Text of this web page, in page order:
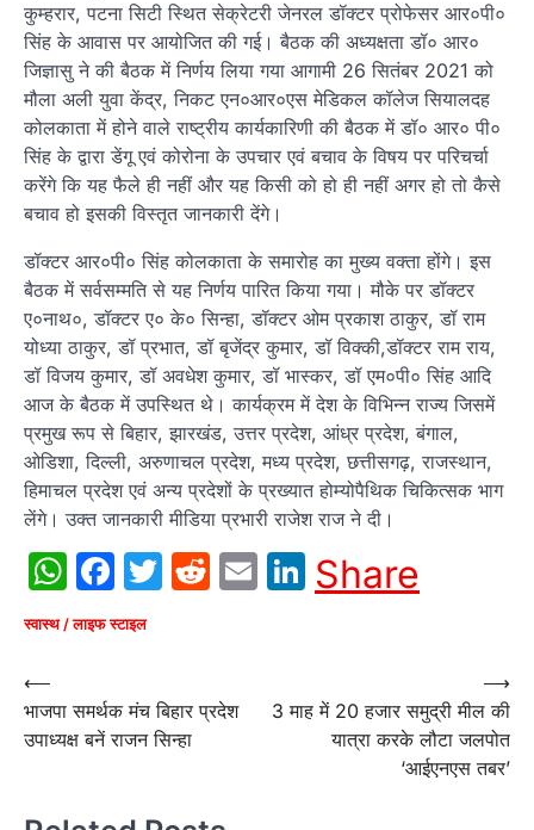
कुम्हरार, पटना सिटी स्थित सेक्रेटरी जेनरल डॉक्टर प्रोफेसर आर०पी०
सिंह के आवास पर आयोजित की गई। बैठक की अध्यक्षता डॉ० आर०
जिज्ञासु ने की बैठक में निर्णय लिया गया आगामी 26 सितंबर 2021 को
मौला अली युवा केंद्र, निकट एन०आर०एस मेडिकल कॉलेज सियालदह
कोलकाता में होने वाले राष्ट्रीय कार्यकारिणी की बैठक में डॉ० आर० पी०
सिंह के द्वारा डेंगू एवं कोरोना के उपचार एवं बचाव के विषय पर परिचर्चा
करेंगे कि यह फैले ही नहीं और यह किसी को हो ही नहीं अगर हो तो कैसे
बचाव हो इसकी विस्तृत जानकारी देंगे।
डॉक्टर आर०पी० सिंह कोलकाता के समारोह का मुख्य वक्ता होंगे। इस
बैठक में सर्वसम्मति से यह निर्णय पारित किया गया। मौके पर डॉक्टर
ए०नाथ०, डॉक्टर ए० के० सिन्हा, डॉक्टर ओम प्रकाश ठाकुर, डॉ राम
योध्या ठाकुर, डॉ प्रभात, डॉ बृजेंद्र कुमार, डॉ विक्की,डॉक्टर राम राय,
डॉ विजय कुमार, डॉ अवधेश कुमार, डॉ भास्कर, डॉ एम०पी० सिंह आदि
आज के बैठक में उपस्थित थे। कार्यक्रम में देश के विभिन्न राज्य जिसमें
प्रमुख रूप से बिहार, झारखंड, उत्तर प्रदेश, आंध्र प्रदेश, बंगाल,
ओडिशा, दिल्ली, अरुणाचल प्रदेश, मध्य प्रदेश, छत्तीसगढ़, राजस्थान,
हिमाचल प्रदेश एवं अन्य प्रदेशों के प्रख्यात होम्योपैथिक चिकित्सक भाग
लेंगे। उक्त जानकारी मीडिया प्रभारी राजेश राज ने दी।
WhatsApp
Facebook
Twitter
Reddit
EmailLinkedIn
Share
स्वास्थ / लाइफ स्टाइल
Post
navigation
⟵
भाजपा समर्थक मंच बिहार प्रदेश
उपाध्यक्ष बनें राजन सिन्हा
3 माह में 20 हजार समुद्री मील की
यात्रा करके लौटा जलपोत
‘आईएनएस तबर’
⟶